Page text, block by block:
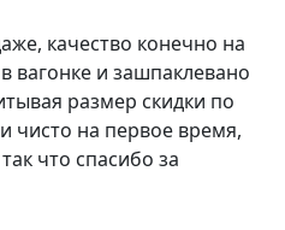
качество конечно на
вагонке и зашпаклевано
размер скидки по
чисто на первое время,
что спасибо за